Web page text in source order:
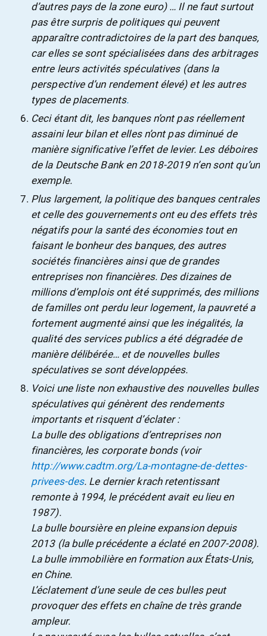
d’autres pays de la zone euro) … Il ne faut surtout
pas être surpris de politiques qui peuvent
apparaître contradictoires de la part des banques,
car elles se sont spécialisées dans des arbitrages
entre leurs activités spéculatives (dans la
perspective d’un rendement élevé) et les autres
types de placements.
Ceci étant dit, les banques n’ont pas réellement
assaini leur bilan et elles n’ont pas diminué de
manière significative l’effet de levier. Les déboires
de la Deutsche Bank en 2018-2019 n’en sont qu’un
exemple.
Plus largement, la politique des banques centrales
et celle des gouvernements ont eu des effets très
négatifs pour la santé des économies tout en
faisant le bonheur des banques, des autres
sociétés financières ainsi que de grandes
entreprises non financières. Des dizaines de
millions d’emplois ont été supprimés, des millions
de familles ont perdu leur logement, la pauvreté a
fortement augmenté ainsi que les inégalités, la
qualité des services publics a été dégradée de
manière délibérée… et de nouvelles bulles
spéculatives se sont développées.
Voici une liste non exhaustive des nouvelles bulles
spéculatives qui génèrent des rendements
importants et risquent d’éclater :
La bulle des obligations d’entreprises non
financières, les corporate bonds (voir
http://www.cadtm.org/La-montagne-de-dettes-
privees-des. Le dernier krach retentissant
remonte à 1994, le précédent avait eu lieu en
1987).
La bulle boursière en pleine expansion depuis
2013 (la bulle précédente a éclaté en 2007-2008).
La bulle immobilière en formation aux États-Unis,
en Chine.
L’éclatement d’une seule de ces bulles peut
provoquer des effets en chaîne de très grande
ampleur.